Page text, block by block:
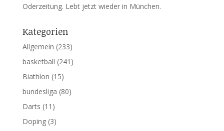
Oderzeitung. Lebt jetzt wieder in München.
Kategorien
Allgemein (233)
basketball (241)
Biathlon (15)
bundesliga (80)
Darts (11)
Doping(3)